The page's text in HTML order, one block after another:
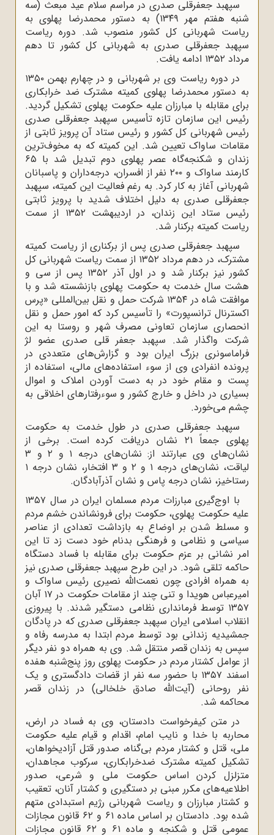
سپهبد جعفرقلی صدری در مراسم سلام عید مبعث (سه
شنبه هفتم مهر ۱۳۴۹) به دستور محمدرضا پهلوی به
ریاست شهربانی کل کشور منصوب شد. دوره ریاست
سپهبد جعفرقلی صدری به شهربانی کل کشور تا دهم
مرداد ۱۳۵۲ ادامه یافت.
در دوره ریاست وی بر شهربانی و در چهارم بهمن ۱۳۵۰
به دستور محمدرضا پهلوی کمیته مشترک ضد خرابکاری
برای مقابله با مبارزان علیه حکومت پهلوی تشکیل گردید.
رئیس این سازمان تازه تأسیس سپهبد جعفرقلی صدری
رئیس شهربانی کل کشور و رئیس ستاد آن پرویز ثابتی از
مقامات ساواک تعیین شد. این کمیته که به مخوف‌ترین
زندان و شکنجه‌گاه عصر پهلوی دوم تبدیل شد با ۶۵
کارمند ساواک و ۲۰۰ نفر از افسران، درجه‌داران و پاسبانان
شهربانی آغاز به کار کرد. به رغم فعالیت این کمیته، سپهبد
جعفرقلی صدری به دلیل اختلاف شدید با پرویز ثابتی
رئیس ستاد این زندان، در اردیبهشت ۱۳۵۲ از سمت
ریاست کمیته برکنار شد.
سپهبد جعفرقلی صدری پس از برکناری از ریاست کمیته
مشترک، در دهم مرداد ۱۳۵۲ از سمت ریاست شهربانی کل
کشور نیز برکنار شد و در اول آذر ۱۳۵۲ پس از سی و
هشت سال خدمت به حکومت پهلوی بازنشسته شد و با
موافقت شاه در ۱۳۵۴ شرکت حمل و نقل بین‌المللی «پرس
اکسترنال ترانسپورت» را تأسیس کرد که امور حمل و نقل
انحصاری سازمان تعاونی مصرف شهر و روستا به این
شرکت واگذار شد. سپهبد جعفر قلی صدری عضو لژ
فراماسونری بزرگ ایران بود و گزارش‌های متعددی در
پرونده انفرادی وی از سوء استفاده‌های مالی، استفاده از
پست و مقام خود در به دست آوردن املاک و اموال
بسیاری در داخل و خارج کشور و سوءرفتارهای اخلاقی به
چشم می‌خورد.
سپهبد جعفرقلی صدری در طول خدمت به حکومت
پهلوی جمعاً ۲۱ نشان دریافت کرده است. برخی از
نشان‌های وی عبارتند از: نشان‌های درجه ۱ و ۲ و ۳
لیاقت، نشان‌های درجه ۱ و ۲ و ۳ افتخار، نشان درجه ۱
رستاخیز، نشان درجه پاس و نشان آذرآبادگان.
با اوج‌گیری مبارزات مردم مسلمان ایران در سال ۱۳۵۷
علیه حکومت پهلوی، حکومت برای فرونشاندن خشم مردم
و مسلط شدن بر اوضاع به بازداشت تعدادی از عناصر
سیاسی و نظامی و فرهنگی بدنام خود دست زد تا این
امر نشانی بر عزم حکومت برای مقابله با فساد دستگاه
حاکمه تلقی شود. در این طرح سپهبد جعفرقلی صدری نیز
به همراه افرادی چون نعمت‌الله نصیری رئیس ساواک و
امیرعباس هویدا و تنی چند از مقامات حکومت در ۱۷ آبان
۱۳۵۷ توسط فرمانداری نظامی دستگیر شدند. با پیروزی
انقلاب اسلامی ایران سپهبد جعفرقلی صدری که در پادگان
جمشیدیه زندانی بود توسط مردم ابتدا به مدرسه رفاه و
سپس به زندان قصر منتقل شد. وی به همراه دو نفر دیگر
از عوامل کشتار مردم در حکومت پهلوی روز پنج‌شنبه هفده
اسفند ۱۳۵۷ با حضور سه نفر از قضات دادگستری و یک
نفر روحانی (آیت‌الله صادق خلخالی) در زندان قصر
محاکمه شد.
در متن کیفرخواست دادستان، وی به فساد در ارض،
محاربه با خدا و نایب امام، اقدام و قیام علیه حکومت
ملی، قتل و کشتار مردم بی‌گناه، صدور قتل آزادیخواهان،
تشکیل کمیته مشترک ضدخرابکاری، سرکوب مجاهدان،
متزلزل کردن اساس حکومت ملی و شرعی، صدور
اطلاعیه‌های مکرر مبنی بر دستگیری و کشتار آنان، تعقیب
و کشتار مبارزان و ریاست شهربانی رژیم استبدادی متهم
شده بود. دادستان بر اساس ماده ۶۱ و ۶۲ قانون مجازات
عمومی قتل و شکنجه و ماده ۶۱ و ۶۲ قانون مجازات